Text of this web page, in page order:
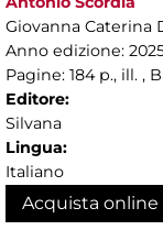
Giovanna Caterina
Anno edizione:
Pagine: 184 p., ill. ,
Editore:
Silvana
Lingua:
Italiano
Acquista online